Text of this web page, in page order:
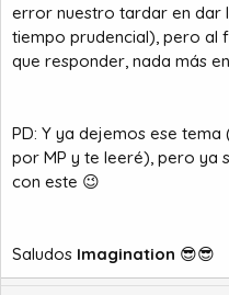
error nuestro tardar en dar
tiempo prudencial), pero al
que responder, nada más
PD: Y ya dejemos ese
por MP y te leeré), pero ya
con este 😉
Saludos Imagination 😎😎